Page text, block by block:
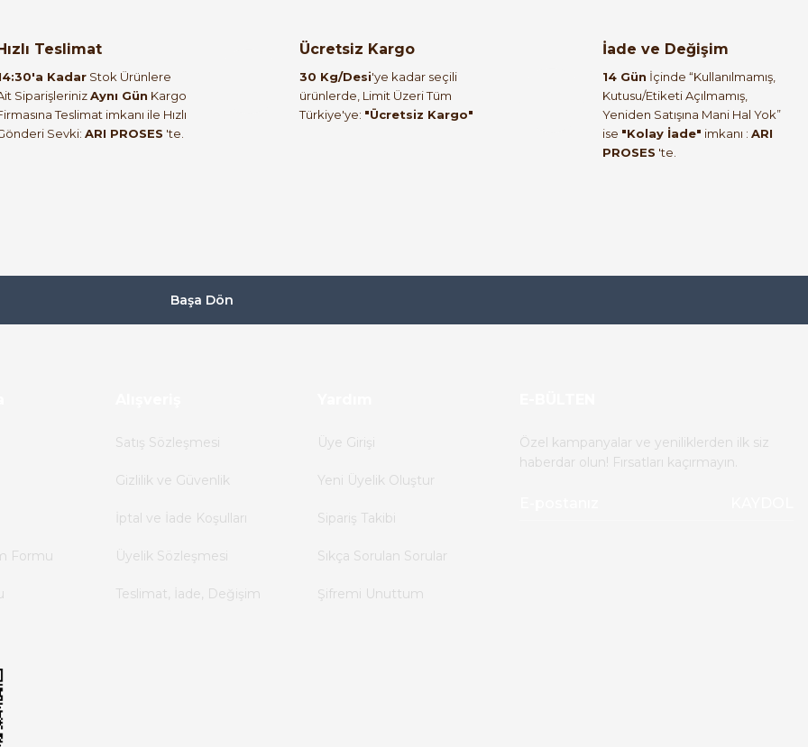
TBLOC
Tbloc SKP 50mm² M10 Sıkmalı Kablo Pabucu Metal
12
Teslimat
Kadar Stok Ürünlere
SiparişlerinizAynı Gün Kargo
Teslimat imkanı ile Hızlı
Sevki: ARI PROSES 'te.
Ücretsiz Kargo
30 Kg/Desi'ye kadar seçili
ürünlerde, Limit Üzeri Tüm
Türkiye'ye: "Ücretsiz Kargo"
İade ve Değişim
14 Gün İçinde “Kullanılmamış,
Kutusu/Etiketi Açılmamış,
Yeniden Satışına Mani Hal Yok”
ise "Kolay İade" imkanı : ARI
PROSES 'te.
Başa Dön
Formu
Satış Sözleşmesi
Gizlilik ve Güvenlik
İptal ve İade Koşulları
Üyelik Sözleşmesi
Teslimat, İade, Değişim
Üye Girişi
Yeni Üyelik Oluştur
Sipariş Takibi
Sıkça Sorulan Sorular
Şifremi Unuttum
Özel kampanyalar ve yeniliklerden ilk siz
haberdar olun! Fırsatları kaçırmayın.